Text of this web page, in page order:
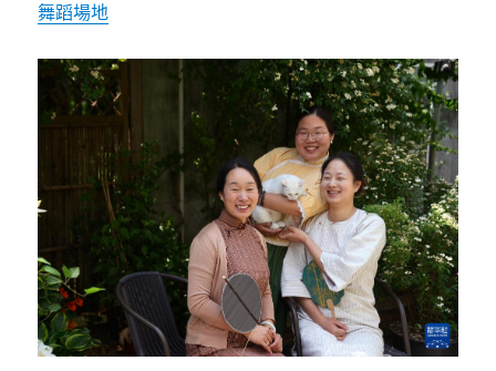
舞蹈場地